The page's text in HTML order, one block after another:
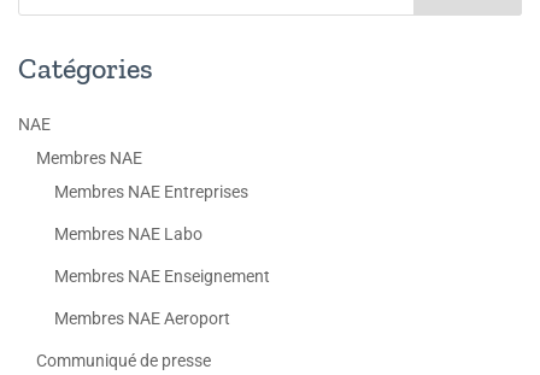
Catégories
NAE
Membres NAE
Membres NAE Entreprises
Membres NAE Labo
Membres NAE Enseignement
Membres NAE Aeroport
Communiqué de presse